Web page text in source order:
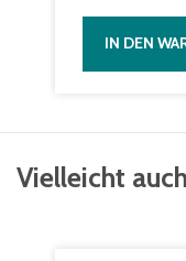
IN DEN
Vielleicht